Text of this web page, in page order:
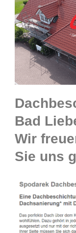
Bad
Wir
Sie uns